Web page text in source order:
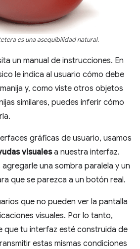
es una asequibilidad natural.
un manual de instrucciones. En
le indica al usuario cómo debe
y, como viste otros objetos
similares, puedes inferir cómo
gráficas de usuario, usamos
visualesa nuestra interfaz.
una sombra paralela y un
que se parezca a un botón real.
que no pueden ver la pantalla
visuales. Por lo tanto,
que tu interfaz esté construida de
estas mismas condiciones